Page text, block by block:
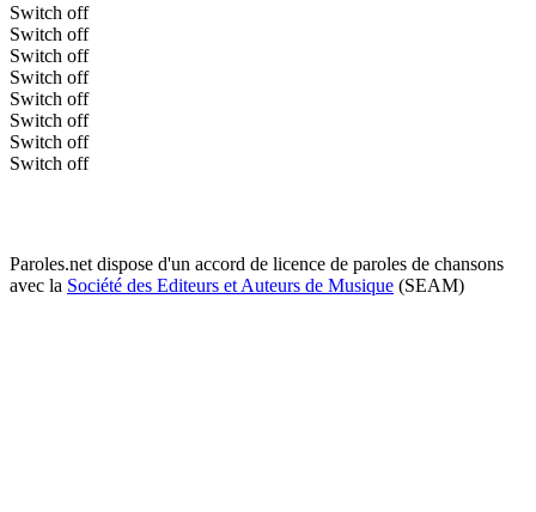
Switch off
Switch off
Switch off
Switch off
Switch off
Switch off
Switch off
Switch off
Paroles.net dispose d'un accord de licence de paroles de chansons
avec la Société des Editeurs et Auteurs de Musique (SEAM)